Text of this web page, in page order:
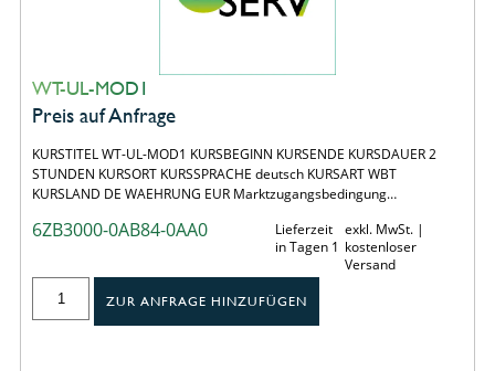
WT-UL-MOD1
Preis auf Anfrage
KURSTITEL WT-UL-MOD1 KURSBEGINN KURSENDE KURSDAUER 2
STUNDEN KURSORT KURSSPRACHE deutsch KURSART WBT
KURSLAND DE WAEHRUNG EUR Marktzugangsbedingung…
6ZB3000-0AB84-0AA0
Lieferzeit
in Tagen 1
exkl. MwSt. |
kostenloser
Versand
ZUR ANFRAGE HINZUFÜGEN